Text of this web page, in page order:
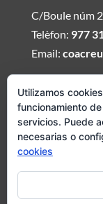
C/Boule núm
Telèfon: 977
Email:
Horari del
De dilluns a
Si desitjeu ser
Utilizamos
funcionamiento
servicios. Puede
necesarias o
cookies